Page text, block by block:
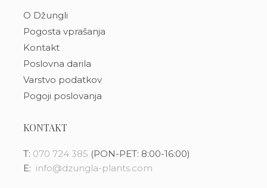
O Džungli
Pogosta vprašanja
Kontakt
Poslovna darila
Varstvo podatkov
Pogoji poslovanja
KONTAKT
T: 070 724 385 (PON-PET: 8:00-16:00)
E: info@dzungla-plants.com